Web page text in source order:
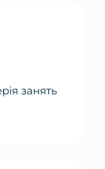
занять